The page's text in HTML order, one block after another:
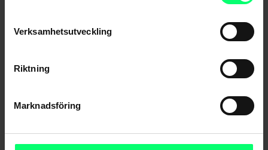
Verksamhetsutveckling
Riktning
Marknadsföring
Produktinformationen kunde int laddas just nu.
Du kan försöka
eller komma
Detta är marknadsföringskommunikation. Den